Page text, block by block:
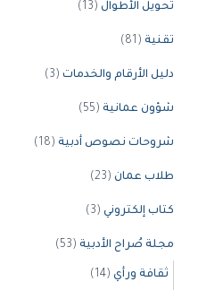
تحويل الأطوال (13)
تقنية (81)
دليل الأرقام والخدمات (3)
شؤون عمانية (55)
شروحات نصوص أدبية (18)
طلاب عمان (23)
كتاب إلكتروني (3)
مجلة صُراح الأدبية (53)
ثقافة ورأي (14)